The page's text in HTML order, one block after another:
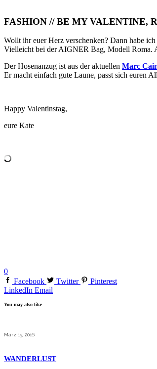
FASHION // BE MY VALENTINE,
Wollt ihr euer Herz verschenken? Dann habe
Vielleicht bei der AIGNER Bag, Modell Roma.
Der Hosenanzug ist aus der aktuellen Marc
Er macht einfach gute Laune, passt sich euren
Happy Valentinstag,
eure Kate
0
Facebook
Twitter
Pinterest
LinkedIn Email
You may also like
März 15, 2016
WANDERLUST